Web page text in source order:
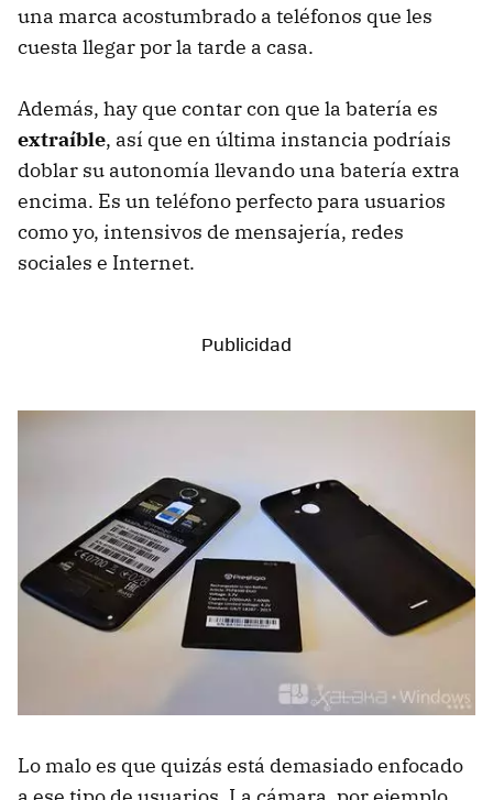
una marca acostumbrado a teléfonos que les
cuesta llegar por la tarde a casa.
Además, hay que contar con que la batería es
extraíble, así que en última instancia podríais
doblar su autonomía llevando una batería extra
encima. Es un teléfono perfecto para usuarios
como yo, intensivos de mensajería, redes
sociales e Internet.
Lo malo es que quizás está demasiado enfocado